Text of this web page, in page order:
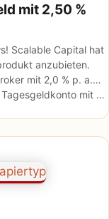
mit 2,50 %
Scalable Capital hat
anzubieten.
mit 2,0 % p. a.
mit …